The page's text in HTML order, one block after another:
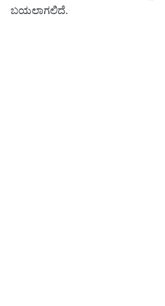
ಬಯಲಾಗಲಿದೆ.